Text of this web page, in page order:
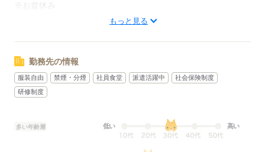
※お盆休み
（取得日相談可♪）
応募する
もっと見る
勤務先の情報
服装自由 禁煙・分煙 社員食堂 派遣活躍中
社会保険制度
研修制度
多い年齢層 低い 高い